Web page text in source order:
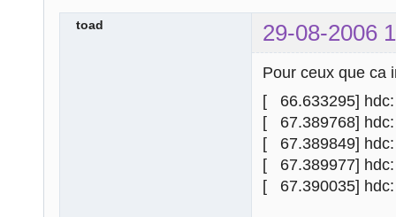
toad 29-08-2006
Pour ceux que ca
[ 66.633295] hdc:
[ 67.389768] hdc:
[ 67.389849] hdc:
[ 67.389977] hdc:
[ 67.390035] hdc: